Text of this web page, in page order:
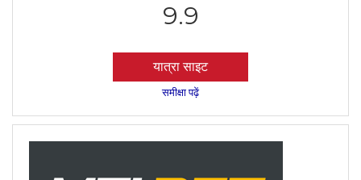
9.9
यात्रा साइट
समीक्षा पढ़ें